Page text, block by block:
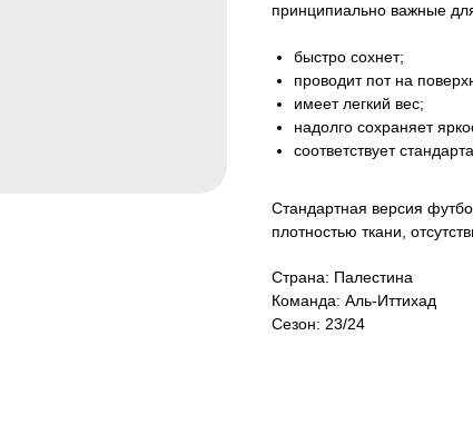
принципиально важные
быстро сохнет;
проводит пот на
имеет легкий вес;
надолго сохраняет
соответствует
Стандартная версия
плотностью ткани,
Страна: Палестина
Команда: Аль-Иттихад
Сезон: 23/24